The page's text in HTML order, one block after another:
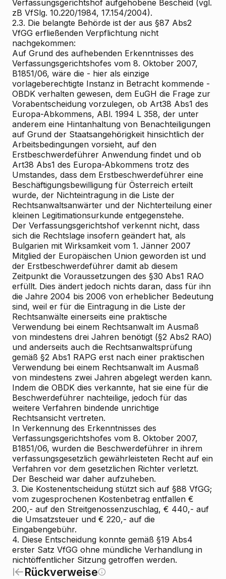
Verfassungsgerichtshof aufgehobene Bescheid (vgl.
zB VfSlg. 10.220/1984, 17.154/2004).
2.3. Die belangte Behörde ist der aus §87 Abs2
VfGG erfließenden Verpflichtung nicht
nachgekommen:
Auf Grund des aufhebenden Erkenntnisses des
Verfassungsgerichtshofes vom 8. Oktober 2007,
B1851/06, wäre die - hier als einzige
vorlageberechtigte Instanz in Betracht kommende -
OBDK verhalten gewesen, dem EuGH die Frage zur
Vorabentscheidung vorzulegen, ob Art38 Abs1 des
Europa-Abkommens, ABl. 1994 L 358, der unter
anderem eine Hintanhaltung von Benachteiligungen
auf Grund der Staatsangehörigkeit hinsichtlich der
Arbeitsbedingungen vorsieht, auf den
Erstbeschwerdeführer Anwendung findet und ob
Art38 Abs1 des Europa-Abkommens trotz des
Umstandes, dass dem Erstbeschwerdeführer eine
Beschäftigungsbewilligung für Österreich erteilt
wurde, der Nichteintragung in die Liste der
Rechtsanwaltsanwärter und der Nichterteilung einer
kleinen Legitimationsurkunde entgegenstehe.
Der Verfassungsgerichtshof verkennt nicht, dass
sich die Rechtslage insofern geändert hat, als
Bulgarien mit Wirksamkeit vom 1. Jänner 2007
Mitglied der Europäischen Union geworden ist und
der Erstbeschwerdeführer damit ab diesem
Zeitpunkt die Voraussetzungen des §30 Abs1 RAO
erfüllt. Dies ändert jedoch nichts daran, dass für ihn
die Jahre 2004 bis 2006 von erheblicher Bedeutung
sind, weil er für die Eintragung in die Liste der
Rechtsanwälte einerseits eine praktische
Verwendung bei einem Rechtsanwalt im Ausmaß
von mindestens drei Jahren benötigt (§2 Abs2 RAO)
und anderseits auch die Rechtsanwaltsprüfung
gemäß §2 Abs1 RAPG erst nach einer praktischen
Verwendung bei einem Rechtsanwalt im Ausmaß
von mindestens zwei Jahren abgelegt werden kann.
Indem die OBDK dies verkannte, hat sie eine für die
Beschwerdeführer nachteilige, jedoch für das
weitere Verfahren bindende unrichtige
Rechtsansicht vertreten.
In Verkennung des Erkenntnisses des
Verfassungsgerichtshofes vom 8. Oktober 2007,
B1851/06, wurden die Beschwerdeführer in ihrem
verfassungsgesetzlich gewährleisteten Recht auf ein
Verfahren vor dem gesetzlichen Richter verletzt.
Der Bescheid war daher aufzuheben.
3. Die Kostenentscheidung stützt sich auf §88 VfGG;
vom zugesprochenen Kostenbetrag entfallen €
200,- auf den Streitgenossenzuschlag, € 440,- auf
die Umsatzsteuer und € 220,- auf die
Eingabengebühr.
4. Diese Entscheidung konnte gemäß §19 Abs4
erster Satz VfGG ohne mündliche Verhandlung in
nichtöffentlicher Sitzung getroffen werden.
Rückverweise